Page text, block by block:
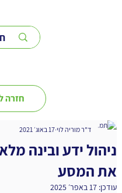
חזרה
ניהול ידע ובינה
את המסע
ד"ר מוריה לוי 17 באוג׳ 2021
עודכן: 17 באפר׳ 2025